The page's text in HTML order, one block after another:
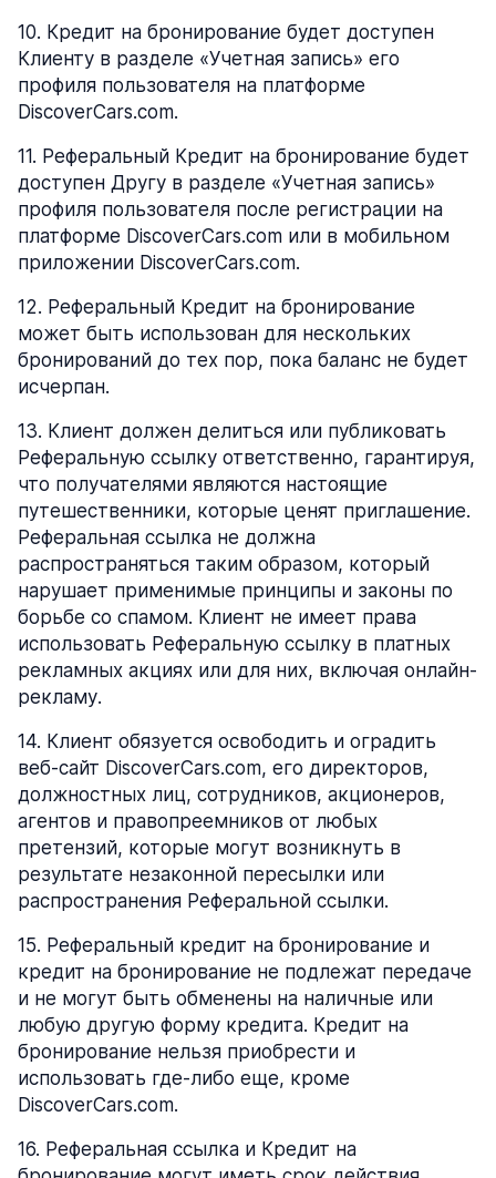
10. Кредит на бронирование будет доступен
Клиенту в разделе «Учетная запись» его
профиля пользователя на платформе
DiscoverCars.com.
11. Реферальный Кредит на бронирование будет
доступен Другу в разделе «Учетная запись»
профиля пользователя после регистрации на
платформе DiscoverCars.com или в мобильном
приложении DiscoverCars.com.
12. Реферальный Кредит на бронирование
может быть использован для нескольких
бронирований до тех пор, пока баланс не будет
исчерпан.
13. Клиент должен делиться или публиковать
Реферальную ссылку ответственно, гарантируя,
что получателями являются настоящие
путешественники, которые ценят приглашение.
Реферальная ссылка не должна
распространяться таким образом, который
нарушает применимые принципы и законы по
борьбе со спамом. Клиент не имеет права
использовать Реферальную ссылку в платных
рекламных акциях или для них, включая онлайн-
рекламу.
14. Клиент обязуется освободить и оградить
веб-сайт DiscoverCars.com, его директоров,
должностных лиц, сотрудников, акционеров,
агентов и правопреемников от любых
претензий, которые могут возникнуть в
результате незаконной пересылки или
распространения Реферальной ссылки.
15. Реферальный кредит на бронирование и
кредит на бронирование не подлежат передаче
и не могут быть обменены на наличные или
любую другую форму кредита. Кредит на
бронирование нельзя приобрести и
использовать где-либо еще, кроме
DiscoverCars.com.
16. Реферальная ссылка и Кредит на